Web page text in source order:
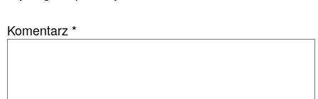
Komentarz *